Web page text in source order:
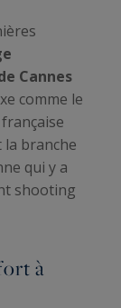
Cannes
comme le
la branche
qui y a
shooting
à